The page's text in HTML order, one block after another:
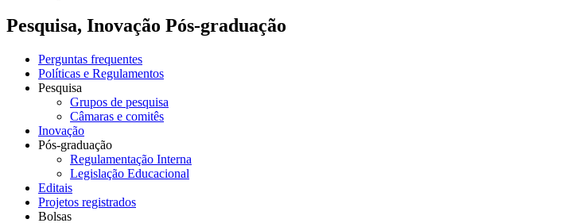
Pesquisa, Inovação Pós-graduação
Perguntas frequentes
Políticas e Regulamentos
Pesquisa
Grupos de pesquisa
Câmaras e comitês
Inovação
Pós-graduação
Regulamentação Interna
Legislação Educacional
Editais
Projetos registrados
Bolsas